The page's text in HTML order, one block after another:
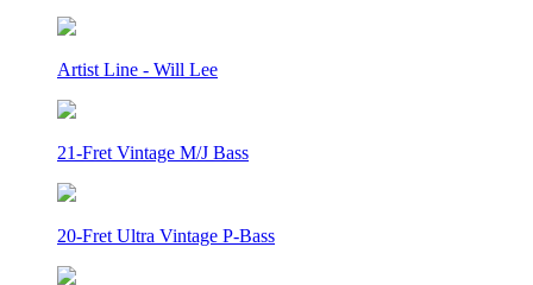
Artist Line - Will Lee
21-Fret Vintage M/J Bass
20-Fret Ultra Vintage P-Bass